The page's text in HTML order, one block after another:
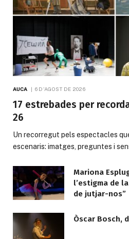
AUCA 6 D'AGOST DE 2026
17 estrebades per
26
Un recorregut pels espectacles
escenaris: imatges, preguntes i
Mariona
l’estigma de
de jutjar-nos”
Òscar Bosch,